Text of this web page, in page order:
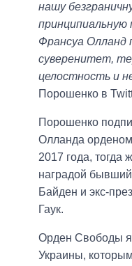
нашу
принципиальную
Франсуа Олланд
суверенитет,
целостность и
Порошенко в
Порошенко
Олланда
2017 года, тогда
наградой
Байден и экс-
Гаук.
Орден Свободы
Украины,